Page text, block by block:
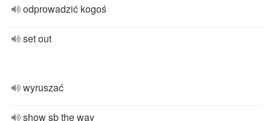
odprowadzić kogoś
set out
wyruszać
show sb the way